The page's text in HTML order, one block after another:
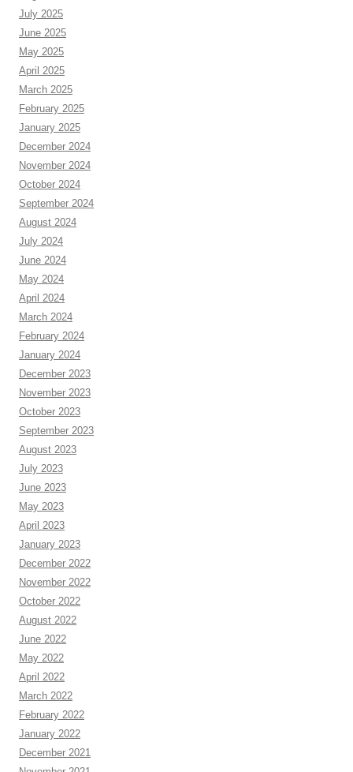
July 2025
June 2025
May 2025
April 2025
March 2025
February 2025
January 2025
December 2024
November 2024
October 2024
September 2024
August 2024
July 2024
June 2024
May 2024
April 2024
March 2024
February 2024
January 2024
December 2023
November 2023
October 2023
September 2023
August 2023
July 2023
June 2023
May 2023
April 2023
January 2023
December 2022
November 2022
October 2022
August 2022
June 2022
May 2022
April 2022
March 2022
February 2022
January 2022
December 2021